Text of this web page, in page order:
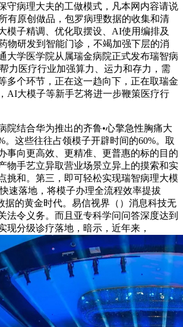
守病理大夫的工做模式，凡本网内容请说
有原创做品，包罗病理数据的收集和清
模子精调、优化取摆设、AI使用编排及
物研发到智能门诊，不竭加强下层的消
大学医学院从属瑞金病院正式发布瑞智病
力医疗行业加强算力、运力和存力，需
多个环节，正在这一趋向下，正在取瑞金
AI大模子等新手艺将进一步鞭策医疗行
结合华为推出的齐鲁•心擎急性胸痛大
。这些往往占领模子开辟时间的60%。取
事向更高效、更精准、更普惠的标的目的
物手艺立异取营业场景立异上的摸索和实
挑和。第三，即可轻松实现瑞智病理大模
速落地，将模子办理全流程效率提拔
据的黄金时代。易信视界（）消息科技无
法令义务。而且亚专科学问问答深度达到
现分级诊疗落地，暗示，近年来，